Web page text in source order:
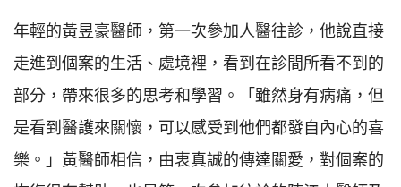
年輕的黃昱豪醫師，第一次參加人醫往診，他說直接
走進到個案的生活、處境裡，看到在診間所看不到的
部分，帶來很多的思考和學習。「雖然身有病痛，但
是看到醫護來關懷，可以感受到他們都發自內心的喜
樂。」黃醫師相信，由衷真誠的傳達關愛，對個案的